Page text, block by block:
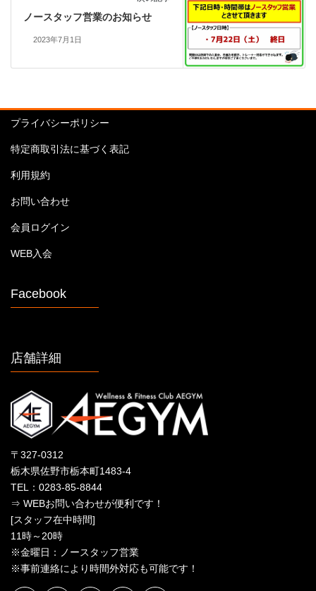
ノースタッフ営業のお知らせ
2023年7月1日
プライバシーポリシー
特定商取引法に基づく表記
利用規約
お問い合わせ
会員ログイン
WEB入会
Facebook
店舗詳細
〒327-0312
栃木県佐野市栃本町1483-4
TEL：0283-85-8844
⇒ WEBお問い合わせが便利です！
[スタッフ在中時間]
11時～20時
※金曜日：ノースタッフ営業
※事前連絡により時間外対応も可能です！